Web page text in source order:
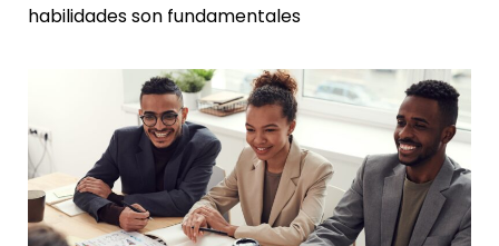
habilidades son fundamentales